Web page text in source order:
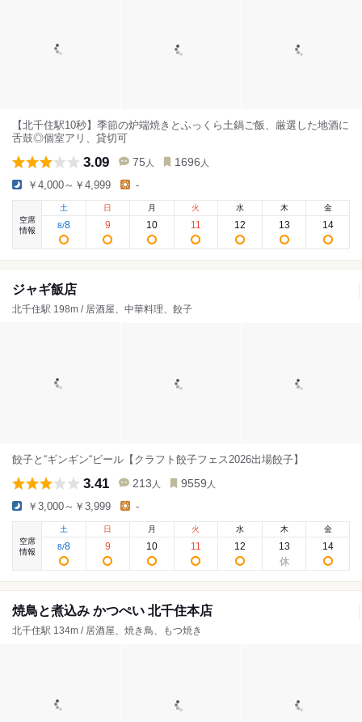
【北千住駅10秒】季節の炉端焼きとふっくら土鍋ご飯、厳選した地酒に
舌鼓◎個室アリ、貸切可
3.09 75 人 1696 人
￥4,000～￥4,999 -
空席
情報
土
8/8
日
9
月
10
火
11
水
12
木
13
金
14
ジャギ飯店
北千住駅 198m / 居酒屋、中華料理、餃子
餃子と“ギンギン“ビール【クラフト餃子フェス2026出場餃子】
3.41 213 人 9559 人
￥3,000～￥3,999 -
空席
情報
土
8/8
日
9
月
10
火
11
水
12
木
13
金
14
焼鳥と煮込み かつぺい 北千住本店
北千住駅 134m / 居酒屋、焼き鳥、もつ焼き